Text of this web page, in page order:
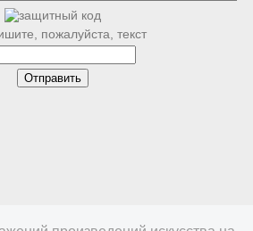
пожалуйста, текст